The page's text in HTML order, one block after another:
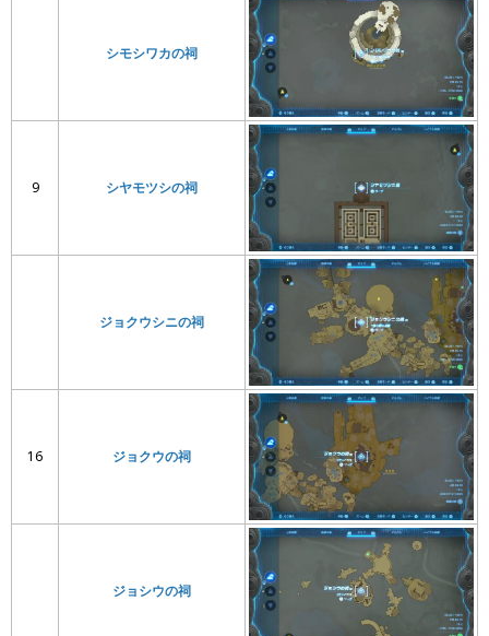
シモシワカの祠
9 シヤモツシの祠
ジョクウシニの祠
16 ジョクウの祠
ジョシウの祠